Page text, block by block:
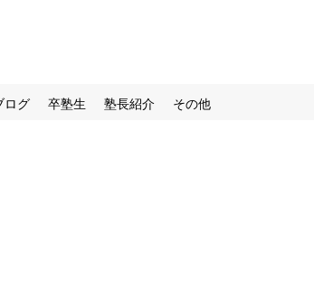
ログ 卒塾生 塾長紹介 その他